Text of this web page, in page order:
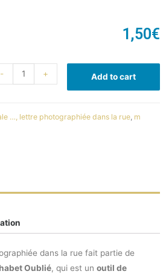
1,50€
- + Add to cart
…, lettre photographiée dans la rue m
dans la rue fait partie de
Oublié, qui est un outil de